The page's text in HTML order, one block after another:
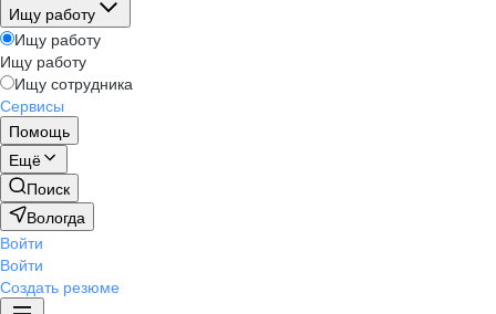
Ищу работу
Ищу работу
Ищу работу
Ищу сотрудника
Сервисы
Помощь
Ещё
Поиск
Вологда
Войти
Войти
Создать резюме